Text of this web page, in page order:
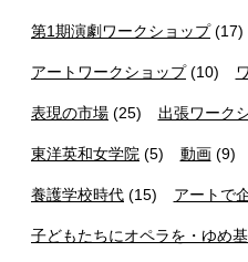
第1期演劇ワークショップ(17)
アートワークショップ(10)
表現の市場 (25) 出張ワーク
東洋英和女学院 (5) 動画(9)
養護学校時代 (15) アートで
子どもたちにオペラを・ゆめ